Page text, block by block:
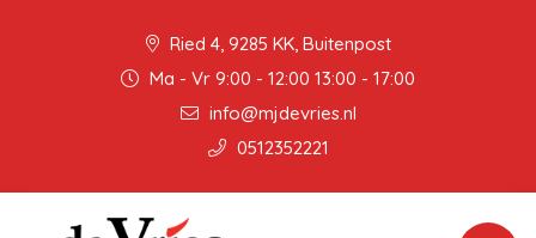
Ried 4, 9285 KK, Buitenpost
Ma - Vr 9:00 - 12:00 13:00 - 17:00
info@mjdevries.nl
0512352221